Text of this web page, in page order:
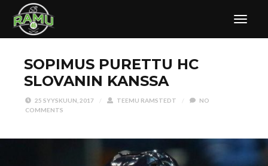
SOPIMUS PURETTU HC
SLOVANIN KANSSA
25 SYYSKUUN, 2017 / TEEMU RAMSTEDT /
NO
COMMENTS